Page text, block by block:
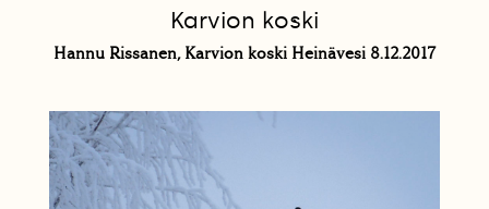
Karvion koski
Hannu Rissanen, Karvion koski Heinävesi 8.12.2017